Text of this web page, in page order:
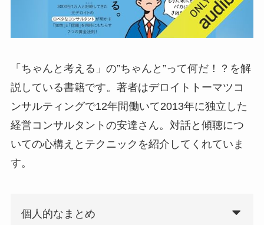
「ちゃんと考える」の”ちゃんと”って何だ！？を解
説している書籍です。著者はデロイトトーマツコ
ンサルティングで12年間働いて2013年に独立した
経営コンサルタントの安達さん。対話と傾聴につ
いての心構えとテクニックを紹介してくれていま
す。
個人的なまとめ